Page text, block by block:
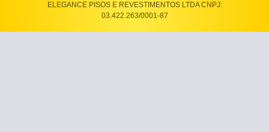
ELEGANCE PISOS E REVESTIMENTOS LTDA CNPJ:
03.422.263/0001-87